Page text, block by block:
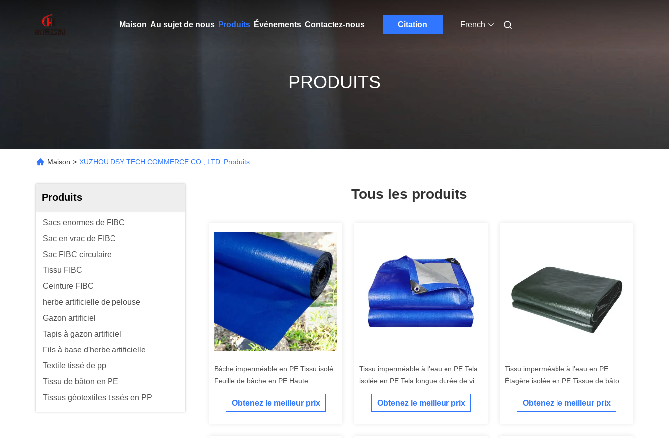
Maison Au sujet de nous Produits Événements Contactez-nous Citation French
PRODUITS
Maison > XUZHOU DSY TECH COMMERCE CO., LTD. Produits
Produits
Sacs enormes de FIBC
Sac en vrac de FIBC
Sac FIBC circulaire
Tissu FIBC
Ceinture FIBC
herbe artificielle de pelouse
Gazon artificiel
Tapis à gazon artificiel
Fils à base d'herbe artificielle
Textile tissé de pp
Tissu de bâton en PE
Tissus géotextiles tissés en PP
Tous les produits
Bâche imperméable en PE Tissu isolé
Feuille de bâche en PE Haute
résistance pour la volaille
Obtenez le meilleur prix
Tissu imperméable à l'eau en PE Tela
isolée en PE Tela longue durée de vie
pour la volaille
Obtenez le meilleur prix
Tissu imperméable à l'eau en PE
Étagère isolée en PE Tissue de bâton
couverture fiable pour la volaille
Obtenez le meilleur prix